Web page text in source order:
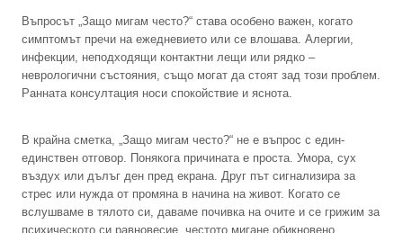
Въпросът „Защо мигам често?“ става особено важен, когато
симптомът пречи на ежедневието или се влошава. Алергии,
инфекции, неподходящи контактни лещи или рядко –
неврологични състояния, също могат да стоят зад този проблем.
Ранната консултация носи спокойствие и яснота.
В крайна сметка, „Защо мигам често?“ не е въпрос с един-
единствен отговор. Понякога причината е проста. Умора, сух
въздух или дълъг ден пред екрана. Друг път сигнализира за
стрес или нужда от промяна в начина на живот. Когато се
вслушваме в тялото си, даваме почивка на очите и се грижим за
психическото си равновесие, честото мигане обикновено